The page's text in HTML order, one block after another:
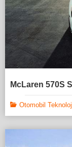
McLaren 570S
Otomobil